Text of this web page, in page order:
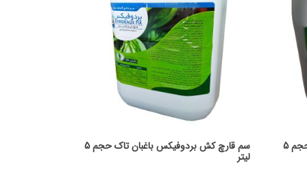
سم قارچ کش بردوفیکس رجا شیمی حجم 5 سم قارچ کش بردوفیکس باغبان تاک حجم 5
لیتر